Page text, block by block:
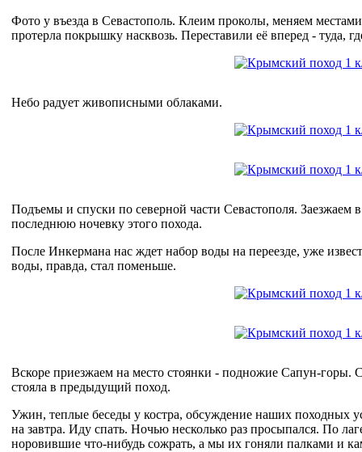
Фото у въезда в Севастополь. Клеим проколы, меняем
протерла покрышку насквозь. Переставили её вперед - туда,
Небо радует живописными облаками.
Подъемы и спуски по северной части Севастополя. Заезжаем
последнюю ночевку этого похода.
После Инкермана нас ждет набор воды на переезде, уже
воды, правда, стал поменьше.
Вскоре приезжаем на место стоянки - подножие Сапун-горы.
стояла в предыдущий поход.
Ужин, теплые беседы у костра, обсуждение наших походных
на завтра. Иду спать. Ночью несколько раз просыпался. По
норовившие что-нибудь сожрать, а мы их гоняли палками и